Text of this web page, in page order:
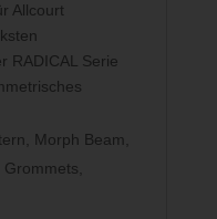
Allcourt
RADICAL Serie
Morph Beam,